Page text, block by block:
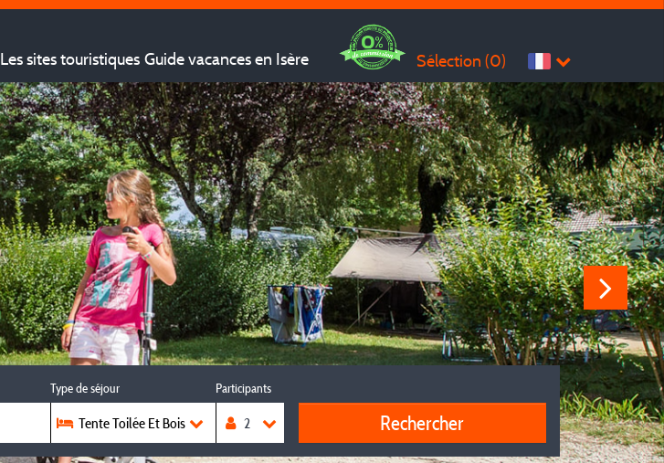
Les sites touristiques Guide vacances en Isère Sélection (0)
Type de séjour
Tente Toilée Et Bois
Participants
Rechercher